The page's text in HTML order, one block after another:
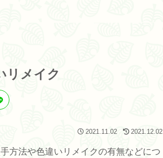
リメイク
2021.11.02 2021.12.02
方法や色違いリメイクの有無などにつ